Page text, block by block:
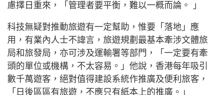
慮擇日重來，「管理者要平衡，難以一概而論。 」
科技無疑對推動旅遊有一定幫助，惟要「落地」應
用，有業內人士不諱言，旅遊規劃最基本牽涉文體旅
局和旅發局，亦可涉及運輸署等部門，「一定要有牽
頭的單位或機構，不太容易。」他說，香港每年吸引
數千萬遊客，絕對值得建設系統作推廣及便利旅客，
「日後區區有旅遊，不應只有紙本上的推廣。」